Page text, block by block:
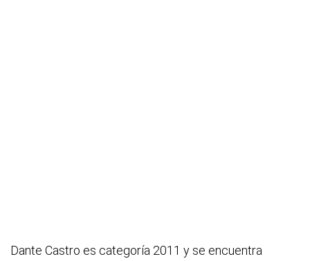
Dante Castro es categoría 2011 y se encuentra